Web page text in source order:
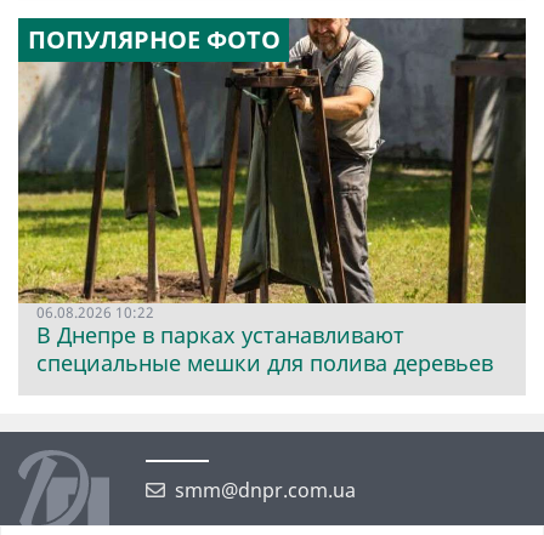
ПОПУЛЯРНОЕ ФОТО
06.08.2026 10:22
В Днепре в парках устанавливают
специальные мешки для полива деревьев
smm@dnpr.com.ua